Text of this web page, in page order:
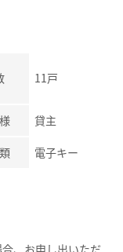
11戸
貸主
電子キー
、お申し出いただ